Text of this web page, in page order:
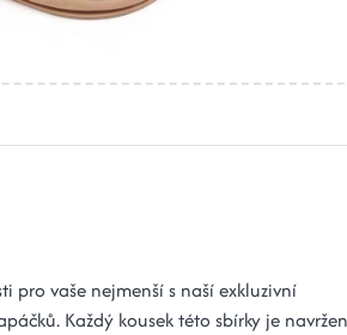
pro vaše nejmenší s naší exkluzivní
Každý kousek této sbírky je navržen